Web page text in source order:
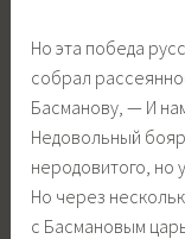
Но эта победа
собрал
Басманову, — И
Недовольный
неродовитого, но
Но через
с Басмановым